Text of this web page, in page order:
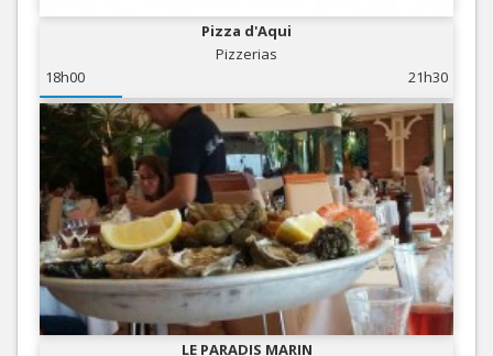
Pizza d'Aqui
Pizzerias
18h00
21h30
LE PARADIS MARIN